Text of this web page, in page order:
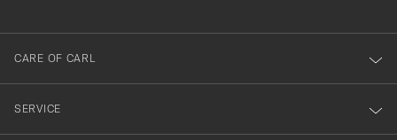
dig
till
vårt
nyhetsbrev!
CARE OF CARL
SERVICE